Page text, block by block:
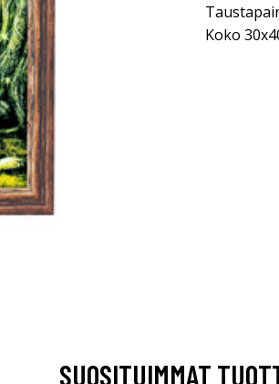
Koko
SUOSITUIMMAT